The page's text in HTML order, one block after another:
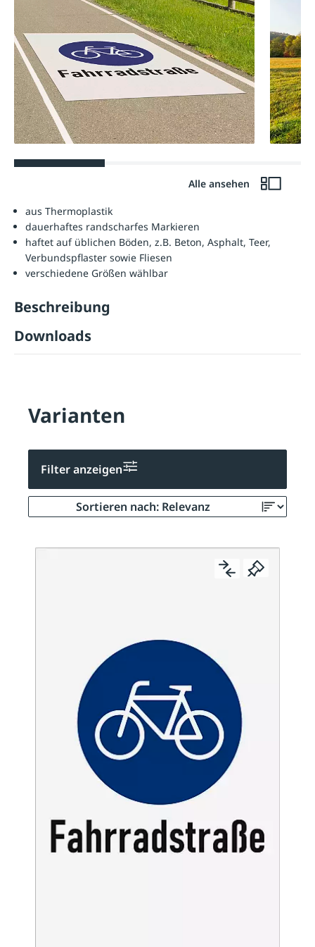
Alle ansehen
aus Thermoplastik
dauerhaftes randscharfes Markieren
haftet auf üblichen Böden, z.B. Beton, Asphalt, Teer,
Verbundspflaster sowie Fliesen
verschiedene Größen wählbar
Beschreibung
Downloads
Varianten
Filter anzeigen